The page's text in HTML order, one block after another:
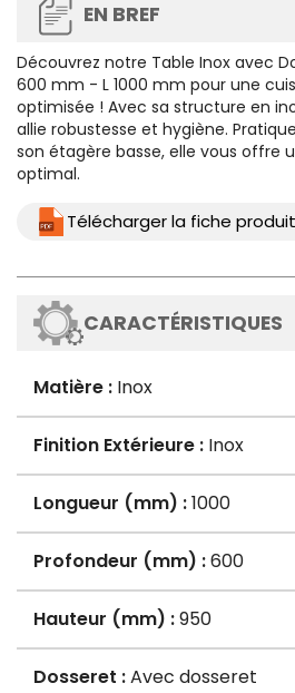
EN BREF
Découvrez notre Table Inox avec
600 mm - L 1000 mm pour une
optimisée ! Avec sa structure en
allie robustesse et hygiène.
son étagère basse, elle vous offre
optimal.
Télécharger la fiche produit
CARACTÉRISTIQUES
Matière : Inox
Finition Extérieure : Inox
Longueur (mm) :1000
Profondeur (mm) :600
Hauteur (mm) :950
Dosseret :Avec dosseret